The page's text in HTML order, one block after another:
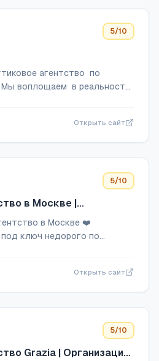
5/10
агентство по
Мы воплощаем в реальность
Открыть сайт
5/10
в Москве |
под ключ недорого от
в Москве ❤️
ключ недорого по
Открыть сайт
5/10
Grazia | Организация